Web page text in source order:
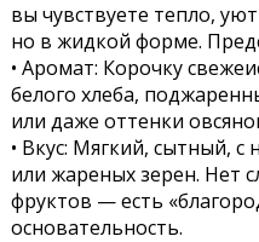
вы чувствуете тепло,
но в жидкой форме.
• Аромат: Корочку
белого хлеба,
или даже оттенки
• Вкус: Мягкий, сытный,
или жареных зерен. Нет
фруктов — есть
основательность.